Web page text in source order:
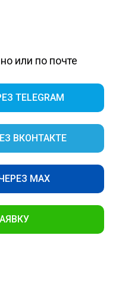
или по почте
TELEGRAM
ВКОНТАКТЕ
MAX